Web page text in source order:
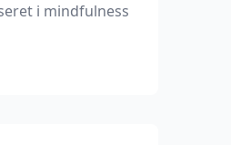
i mindfulness